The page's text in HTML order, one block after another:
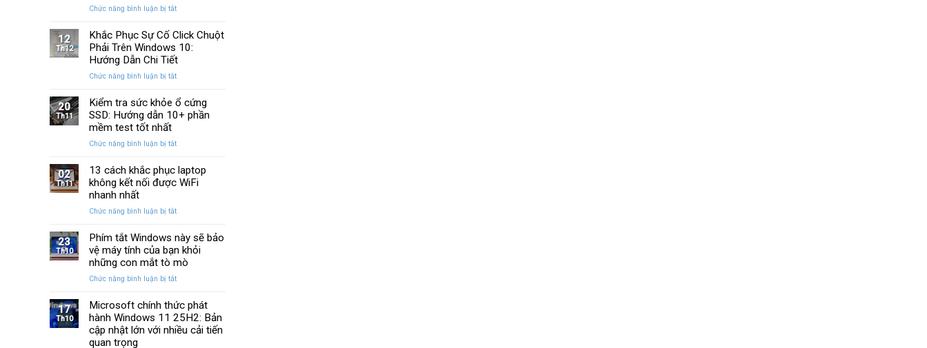
Thập
“Đứng
Yên”
bị
%
khi
sao
và
phục
dữ
Chức năng bình luận bị tắtở
Phục
Sự
Cố
Chuột
Trên
Windows
Dẫn
Tiết
12
Th12
Khắc Phục Sự Cố Click Chuột
Phải Trên Windows 10:
Hướng Dẫn Chi Tiết
Chức năng bình luận bị tắtở
Phục
Sự
Chuột
Trên
Windows
Dẫn
Tiết
20
Th11
Kiểm tra sức khỏe ổ cứng
SSD: Hướng dẫn 10+ phần
mềm test tốt nhất
Chức năng bình luận bị tắtở
tra
sức
cứng
Hướng
dẫn
10+
mềm
tốt
nhất
02
Th11
13 cách khắc phục laptop
không kết nối được WiFi
nhanh nhất
Chức năng bình luận bị tắtở
cách
khắc
phục
không
nối
được
WiFi
23
Th10
Phím tắt Windows này sẽ bảo
vệ máy tính của bạn khỏi
những con mắt tò mò
Chức năng bình luận bị tắtở
tắt
Windows
này
sẽ
17
Th10
Microsoft chính thức phát
hành Windows 11 25H2: Bản
cập nhật lớn với nhiều cải tiến
quan trọng